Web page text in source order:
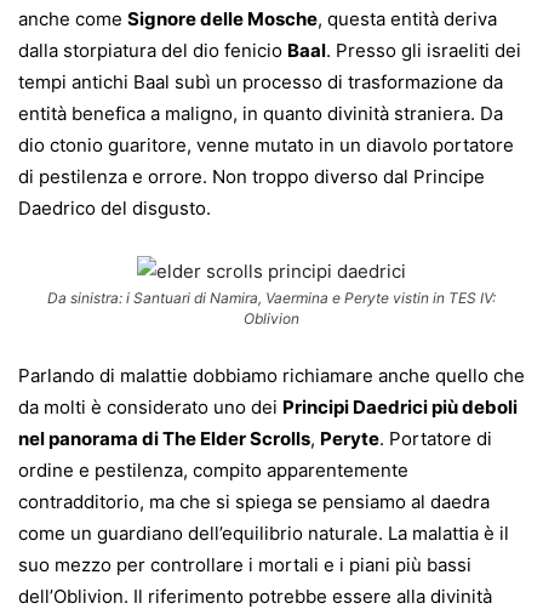
anche come Signore delle Mosche, questa entità deriva
dalla storpiatura del dio fenicio Baal. Presso gli israeliti dei
tempi antichi Baal subì un processo di trasformazione da
entità benefica a maligno, in quanto divinità straniera. Da
dio ctonio guaritore, venne mutato in un diavolo portatore
di pestilenza e orrore. Non troppo diverso dal Principe
Daedrico del disgusto.
Da sinistra: i Santuari di Namira, Vaermina e Peryte vistin in TES IV:
Oblivion
Parlando di malattie dobbiamo richiamare anche quello che
da molti è considerato uno dei Principi Daedrici più deboli
nel panorama di The Elder Scrolls, Peryte. Portatore di
ordine e pestilenza, compito apparentemente
contradditorio, ma che si spiega se pensiamo al daedra
come un guardiano dell’equilibrio naturale. La malattia è il
suo mezzo per controllare i mortali e i piani più bassi
dell’Oblivion. Il riferimento potrebbe essere alla divinità